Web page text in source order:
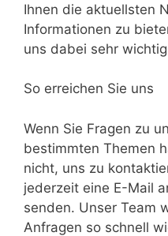
Ihnen die aktuellsten
Informationen zu
uns dabei sehr
So erreichen Sie uns
Wenn Sie Fragen zu
bestimmten Themen
nicht, uns zu
jederzeit eine E-Mail
senden. Unser Team
Anfragen so schnell